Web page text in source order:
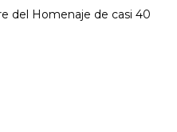
del Homenaje de casi 40